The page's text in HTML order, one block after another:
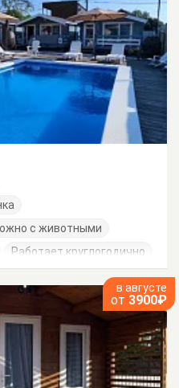
с животными
Работает круглогодично
в августе
от 3900₽